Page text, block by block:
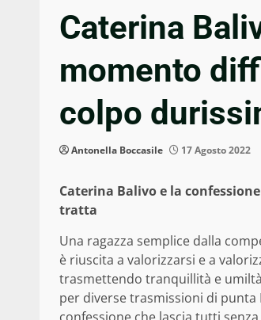
Caterina
momento
colpo
Antonella Boccasile 17 Agosto 2022
Caterina Balivo e la
tratta
Una ragazza semplice dalla
è riuscita a valorizzarsi e a
trasmettendo tranquillità e
per diverse trasmissioni di punta